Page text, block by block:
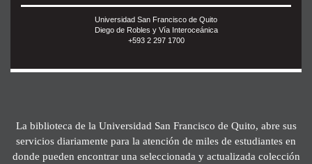
Universidad San Francisco de Quito
Diego de Robles y Vía Interoceánica
+593 2 297 1700
La biblioteca de la Universidad San Francisco de Quito, abre sus
servicios diariamente para la atención de miles de estudiantes en
donde pueden encontrar una seleccionada y actualizada colección